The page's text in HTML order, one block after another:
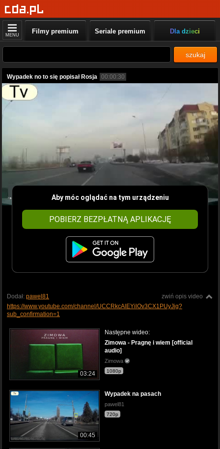
MENU Filmy premium Seriale premium Dla dzieci
szukaj
Wypadek no to się popisał Rosja 00:00:30
Aby móc oglądać na tym urządzeniu
POBIERZ BEZPŁATNĄ APLIKACJĘ
zwiń opis video
Dodał: pawel81
https://www.youtube.com/channel/UCCRkcAlEYilOv3CX1PUyJig?
sub_confirmation=1
03:24
Następne wideo:
Zimowa - Pragnę i wiem [official
audio]
Zimowa
1080p
00:45
Wypadek na pasach
pawel81
720p